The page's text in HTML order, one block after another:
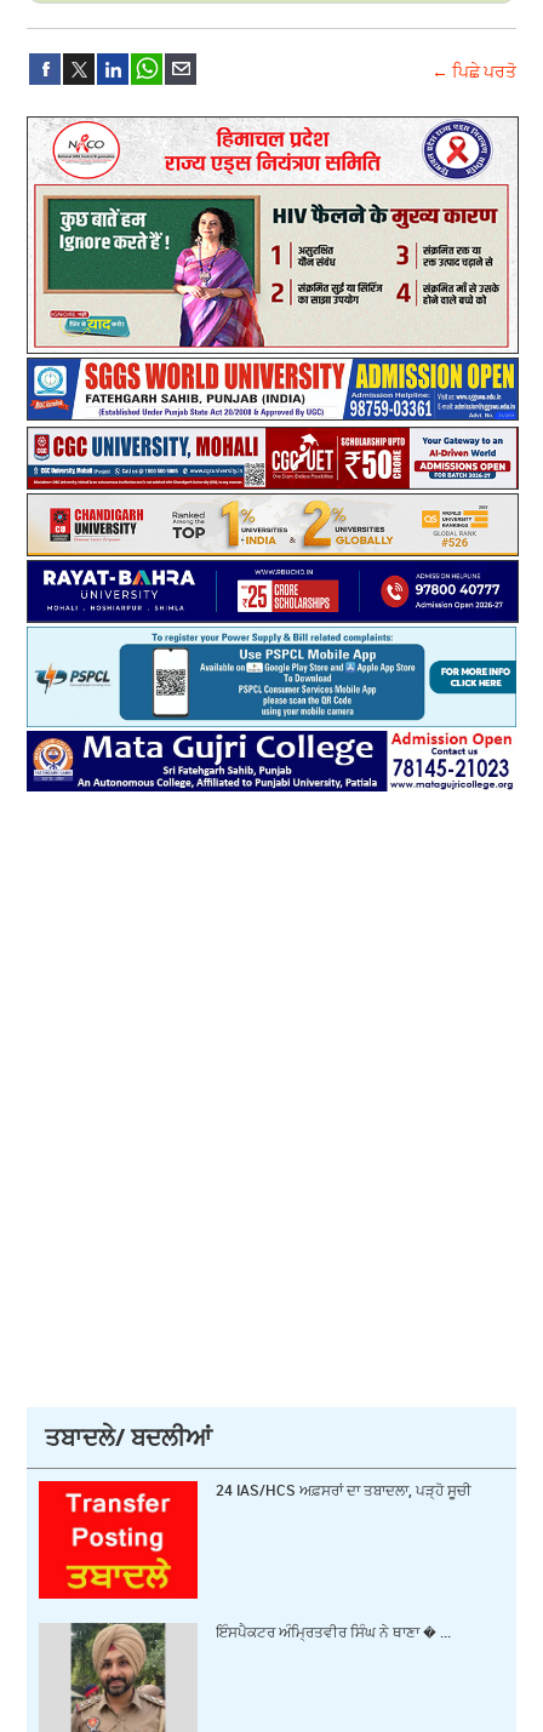
← ਪਿਛੇ ਪਰਤੋ
ਤਬਾਦਲੇ/ ਬਦਲੀਆਂ
24 IAS/HCS ਅਫ਼ਸਰਾਂ ਦਾ ਤਬਾਦਲਾ, ਪੜ੍ਹੋ ਸੂਚੀ
ਇੰਸਪੈਕਟਰ ਅੰਮ੍ਰਿਤਵੀਰ ਸਿੰਘ ਨੇ ਥਾਣਾ � ...